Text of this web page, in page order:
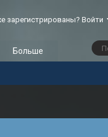
зарегистрированы? Войти
Больше